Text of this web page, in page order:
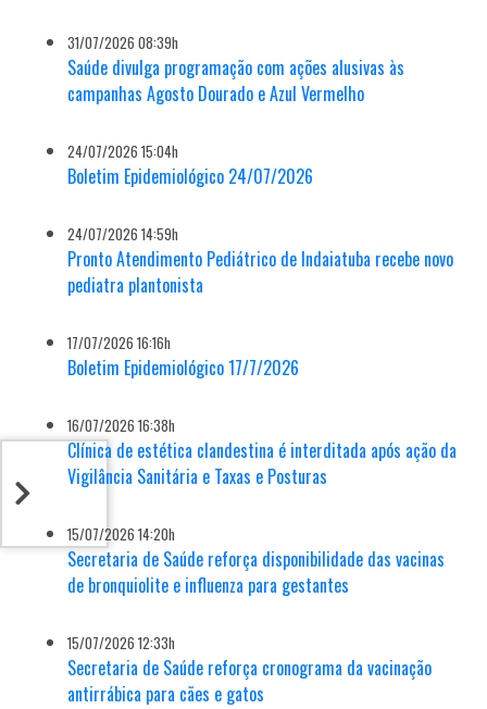
31/07/2026 08:39h
Saúde divulga programação com ações alusivas às
campanhas Agosto Dourado e Azul Vermelho
24/07/2026 15:04h
Boletim Epidemiológico 24/07/2026
24/07/2026 14:59h
Pronto Atendimento Pediátrico de Indaiatuba recebe novo
pediatra plantonista
17/07/2026 16:16h
Boletim Epidemiológico 17/7/2026
16/07/2026 16:38h
Clínica de estética clandestina é interditada após ação da
Vigilância Sanitária e Taxas e Posturas
15/07/2026 14:20h
Secretaria de Saúde reforça disponibilidade das vacinas
de bronquiolite e influenza para gestantes
15/07/2026 12:33h
Secretaria de Saúde reforça cronograma da vacinação
antirrábica para cães e gatos